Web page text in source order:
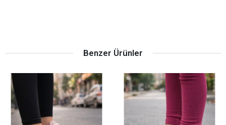
Benzer Ürünler